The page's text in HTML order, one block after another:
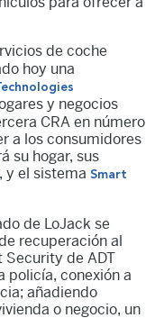
de coche
hoy una
y negocios
CRA en número
a los consumidores
su hogar, sus
, y el sistema Smart
de LoJack se
recuperación al
de ADT
policía, conexión a
añadiendo
o negocio, un